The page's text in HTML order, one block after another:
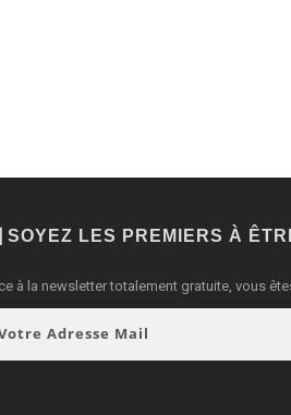
SOYEZ LES PREMIERS À
à la newsletter totalement gratuite, vous